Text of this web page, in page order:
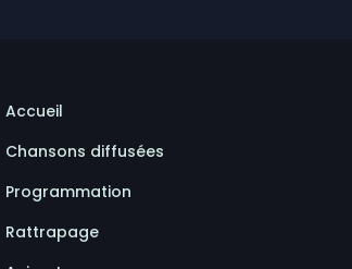
Accueil
Chansons diffusées
Programmation
Rattrapage